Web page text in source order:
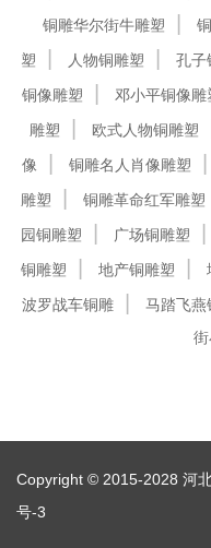
铜雕华尔街牛雕塑
塑
人物铜雕塑 孔子
铜像雕塑
邓小平铜像雕
雕塑
欧式人物铜雕塑
像
铜雕名人肖像雕塑
雕塑
铜雕革命红军雕塑
园铜雕塑
广场铜雕塑
铜雕塑
地产铜雕塑
波罗战车铜雕
马踏飞燕
Copyright © 2015-2028 河
号-3